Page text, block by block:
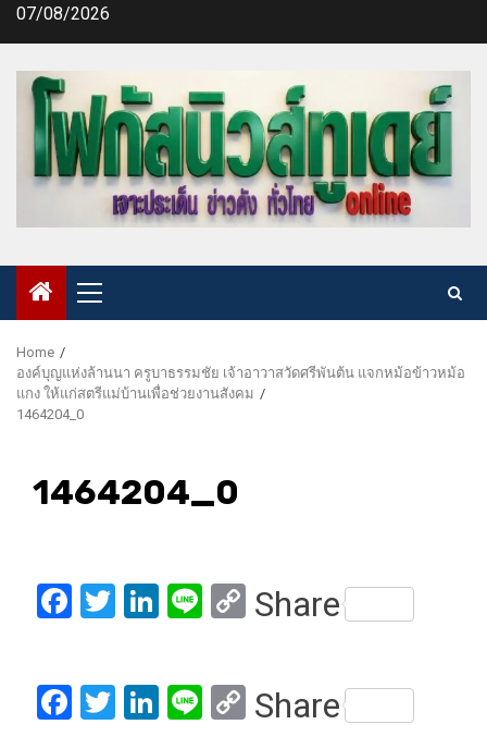
Skip07/08/2026
Primary
Menu
Home
องค์บุญแห่งล้านนา ครูบาธรรมชัย เจ้าอาวาสวัดศรีพันต้น แจกหม้อข้าวหม้อ
แกง ให้แก่สตรีแม่บ้านเพื่อช่วยงานสังคม
1464204_0
1464204_0
Facebook
Twitter
LinkedIn
LineCopy
Share
Facebook
Twitter
LinkedIn
LineCopy
Share